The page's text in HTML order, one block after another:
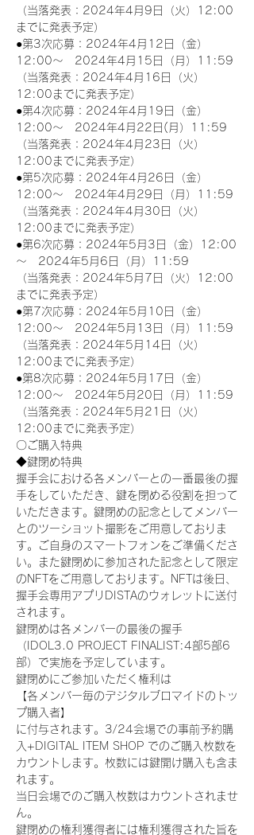
（当落発表：2024年4月9日（火）12:00
までに発表予定）
●第3次応募：2024年4月12日（金）
12:00～　2024年4月15日（月）11:59
（当落発表：2024年4月16日（火）
12:00までに発表予定）
●第4次応募：2024年4月19日（金）
12:00～　2024年4月22日(月）11:59
（当落発表：2024年4月23日（火）
12:00までに発表予定）
●第5次応募：2024年4月26日（金）
12:00～　2024年4月29日（月）11:59
（当落発表：2024年4月30日（火）
12:00までに発表予定）
●第6次応募：2024年5月3日（金）12:00
～　2024年5月6日（月）11:59
（当落発表：2024年5月7日（火）12:00
までに発表予定）
●第7次応募：2024年5月10日（金）
12:00～　2024年5月13日（月）11:59
（当落発表：2024年5月14日（火）
12:00までに発表予定）
●第8次応募：2024年5月17日（金）
12:00～　2024年5月20日（月）11:59
（当落発表：2024年5月21日（火）
12:00までに発表予定）
〇ご購入特典
◆鍵閉め特典
握手会における各メンバーとの一番最後の握
手をしていただき、鍵を閉める役割を担って
いただきます。鍵閉めの記念としてメンバー
とのツーショット撮影をご用意しておりま
す。ご自身のスマートフォンをご準備くださ
い。また鍵閉めに参加された記念として限定
のNFTをご用意しております。NFTは後日、
握手会専用アプリDISTAのウォレットに送付
されます。
鍵閉めは各メンバーの最後の握手
（IDOL3.0 PROJECT FINALIST:4部5部6
部）で実施を予定しています。
鍵閉めにご参加いただく権利は
【各メンバー毎のデジタルブロマイドのトッ
プ購入者】
に付与されます。3/24会場での事前予約購
入+DIGITAL ITEM SHOP でのご購入枚数を
カウントします。枚数には鍵開け購入も含ま
れます。
当日会場でのご購入枚数はカウントされませ
ん。
鍵閉めの権利獲得者には権利獲得された旨を